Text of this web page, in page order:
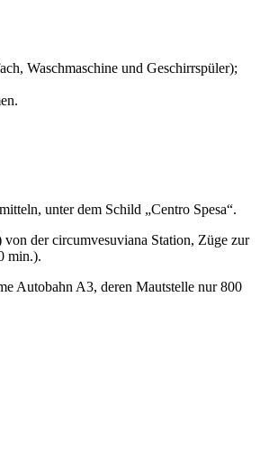
Waschmaschine und Geschirrspüler);
unter dem Schild „Centro Spesa“.
der circumvesuviana Station, Züge zur
min.).
Autobahn A3, deren Mautstelle nur 800